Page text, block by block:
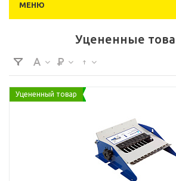
МЕНЮ
Уцененные
Уцененный товар